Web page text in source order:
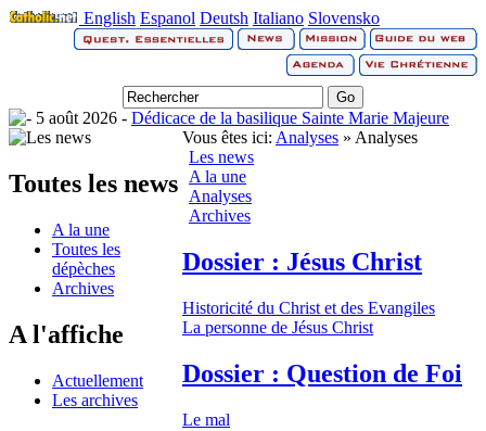
English Espanol Deutsh Italiano Slovensko
5 août 2026 - Dédicace de la basilique Sainte Marie Majeure
Toutes les news
A la une
Toutes les
dépèches
Archives
A l'affiche
Actuellement
Les archives
Vous êtes ici: Analyses » Analyses
Les news
A la une
Analyses
Archives
Dossier : Jésus Christ
Historicité du Christ et des Evangiles
La personne de Jésus Christ
Dossier : Question de Foi
Le mal